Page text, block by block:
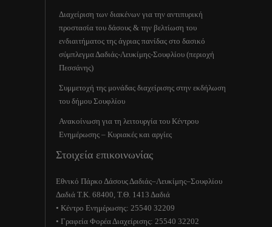
Διαχείριση των διακένων για την αντιπυρική
προστασία του δάσους & την βελτίωση του
ενδιαιτήματος της άγριας πανίδας στο δασικό
σύμπλεγμα Δαδιάς-Λευκίμης-Σουφλίου (περιοχή
Πεσσάνης)
Συμμετοχή της μονάδας διαχείρισης στην εκδήλωση
του δήμου Σουφλίου
Ανακοίνωση για τη λειτουργία του Κέντρου
Ενημέρωσης – Κυριακές και αργίες
Στοιχεία επικοινωνίας
Εθνικό Πάρκο Δάσους Δαδιάς–Λευκίμης–Σουφλίου
Δαδιά Τ.Κ. 68400, Τ.Θ. 1413 Δαδιά
• Κέντρο Ενημέρωσης: 25540 32209
• Γραφεία Φορέα Διαχείρισης: 25540 32202